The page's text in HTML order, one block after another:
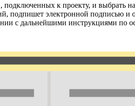
к проекту, и выбрать
подпишет электронной подписью и
с дальнейшими инструкциями по